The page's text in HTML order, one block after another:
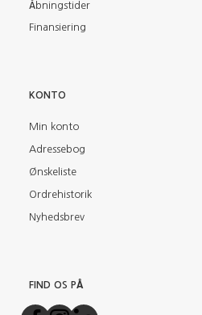
Åbningstider
Finansiering
KONTO
Min konto
Adressebog
Ønskeliste
Ordrehistorik
Nyhedsbrev
FIND OS PÅ